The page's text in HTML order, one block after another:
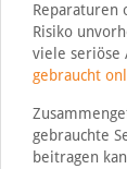
Reparaturen
Risiko
viele seriöse
gebraucht
gebrauchte
beitragen